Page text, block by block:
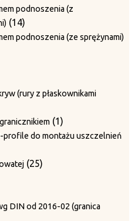
produkty
podnoszenia (z
1414
produktów
podnoszenia (ze sprężynami)
(rury z płaskownikami
11
produkt
do montażu uszczelnień
2525
DIN od 2016-02 (granica